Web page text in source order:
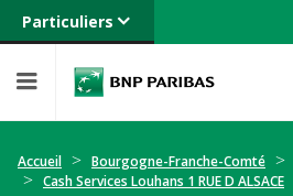
Particuliers
Banque privée
Entreprises
Accueil Bourgogne-Franche-Comté
Cash Services Louhans 1 RUE D ALSACE